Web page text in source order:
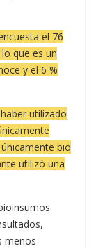
el 76
que es un
y el 6 %
utilizado
bio
utilizó una
menos